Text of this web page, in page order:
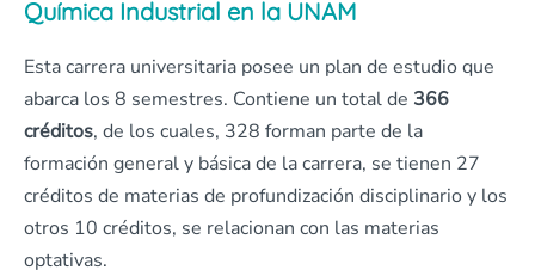
Química Industrial en la UNAM
Esta carrera universitaria posee un plan de estudio que
abarca los 8 semestres. Contiene un total de 366
créditos, de los cuales, 328 forman parte de la
formación general y básica de la carrera, se tienen 27
créditos de materias de profundización disciplinario y los
otros 10 créditos, se relacionan con las materias
optativas.